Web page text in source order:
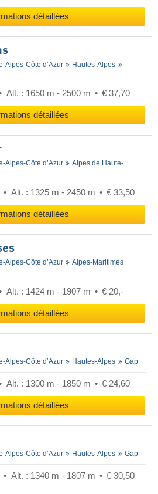
détaillées
Alpes-Côte d’Azur
Hautes-Alpes
Alt. : 1650 m - 2500 m € 37,70
détaillées
Alpes-Côte d’Azur
Alpes de Haute-
Alt. : 1325 m - 2450 m € 33,50
détaillées
Alpes-Côte d’Azur
Alpes-Maritimes
Alt. : 1424 m - 1907 m € 20,-
détaillées
Alpes-Côte d’Azur Hautes-Alpes Gap
Alt. : 1300 m - 1850 m € 24,60
détaillées
Alpes-Côte d’Azur Hautes-Alpes Gap
Alt. : 1340 m - 1807 m
€ 30,50